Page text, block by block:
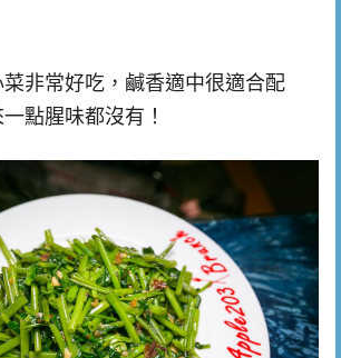
非常好吃，鹹香適中很適合配
點腥味都沒有！